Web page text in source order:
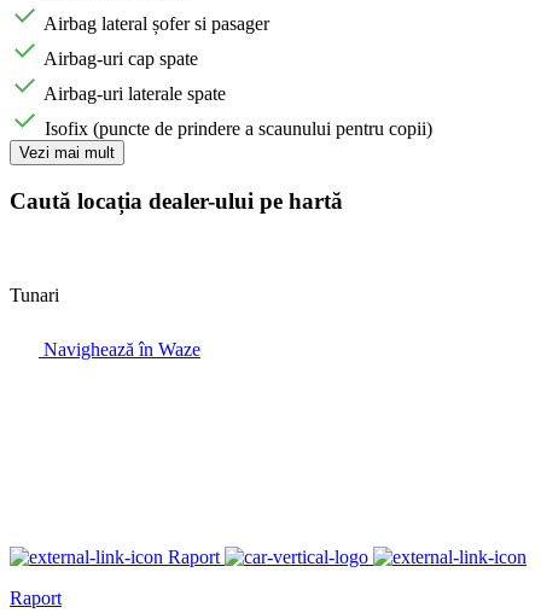
Airbag lateral șofer si pasager
Airbag-uri cap spate
Airbag-uri laterale spate
Isofix (puncte de prindere a scaunului pentru copii)
Vezi mai mult
Caută locația dealer-ului pe hartă
Tunari
Navighează în Waze
Raport
Raport